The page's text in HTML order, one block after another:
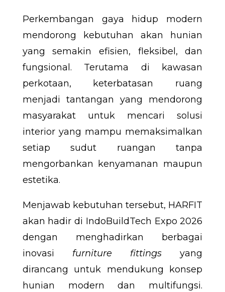
Perkembangan gaya hidup modern
mendorong kebutuhan akan hunian
yang semakin efisien, fleksibel, dan
fungsional. Terutama di kawasan
perkotaan, keterbatasan ruang
menjadi tantangan yang mendorong
masyarakat untuk mencari solusi
interior yang mampu memaksimalkan
setiap sudut ruangan tanpa
mengorbankan kenyamanan maupun
estetika.
Menjawab kebutuhan tersebut, HARFIT
akan hadir di IndoBuildTech Expo 2026
dengan menghadirkan berbagai
inovasi furniture fittings yang
dirancang untuk mendukung konsep
hunian modern dan multifungsi.